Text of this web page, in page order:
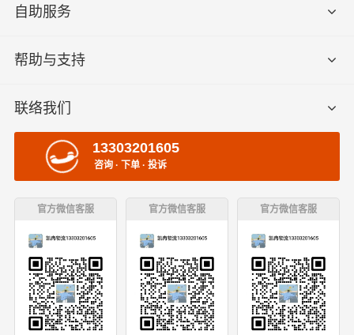
自助服务
帮助与支持
联络我们
13303201605
咨询 · 下单 · 投诉
官方微信客服 官方微信客服 官方微信客服